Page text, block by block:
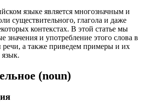
языке является многозначным и
существительного, глагола и даже
контекстах. В этой статье мы
значения и употребление этого слова в
речи, а также приведем примеры и их
(noun)